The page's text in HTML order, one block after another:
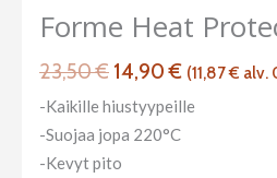
Forme Heat
23,50€ 14,90€ (11,87€ alv.
-Kaikille hiustyypeille
-Suojaa jopa 220°C
-Kevyt pito
ml